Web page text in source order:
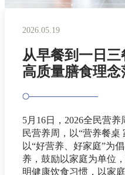
2026.05.19
从早餐到一日
高质量膳食理念
5月16日，2026全民营
民营养周，以“营养餐桌
以“好营养、好家庭”为
养，鼓励以家庭为单位
明健康饮食习惯，以家